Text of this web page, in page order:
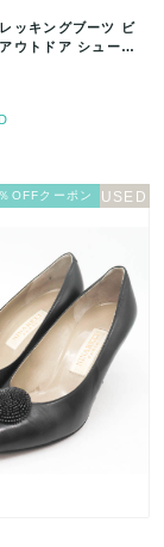
ッキングブーツ ビ
ウトドア シューズ
23.5サイズ…
OFFクーポン